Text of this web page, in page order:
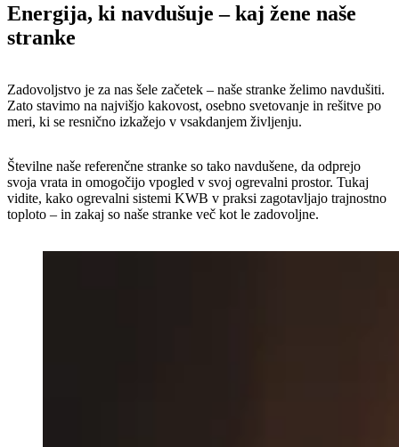
Energija, ki navdušuje – kaj žene naše
stranke
Zadovoljstvo je za nas šele začetek – naše stranke želimo navdušiti.
Zato stavimo na najvišjo kakovost, osebno svetovanje in rešitve po
meri, ki se resnično izkažejo v vsakdanjem življenju.
Številne naše referenčne stranke so tako navdušene, da odprejo
svoja vrata in omogočijo vpogled v svoj ogrevalni prostor. Tukaj
vidite, kako ogrevalni sistemi KWB v praksi zagotavljajo trajnostno
toploto – in zakaj so naše stranke več kot le zadovoljne.